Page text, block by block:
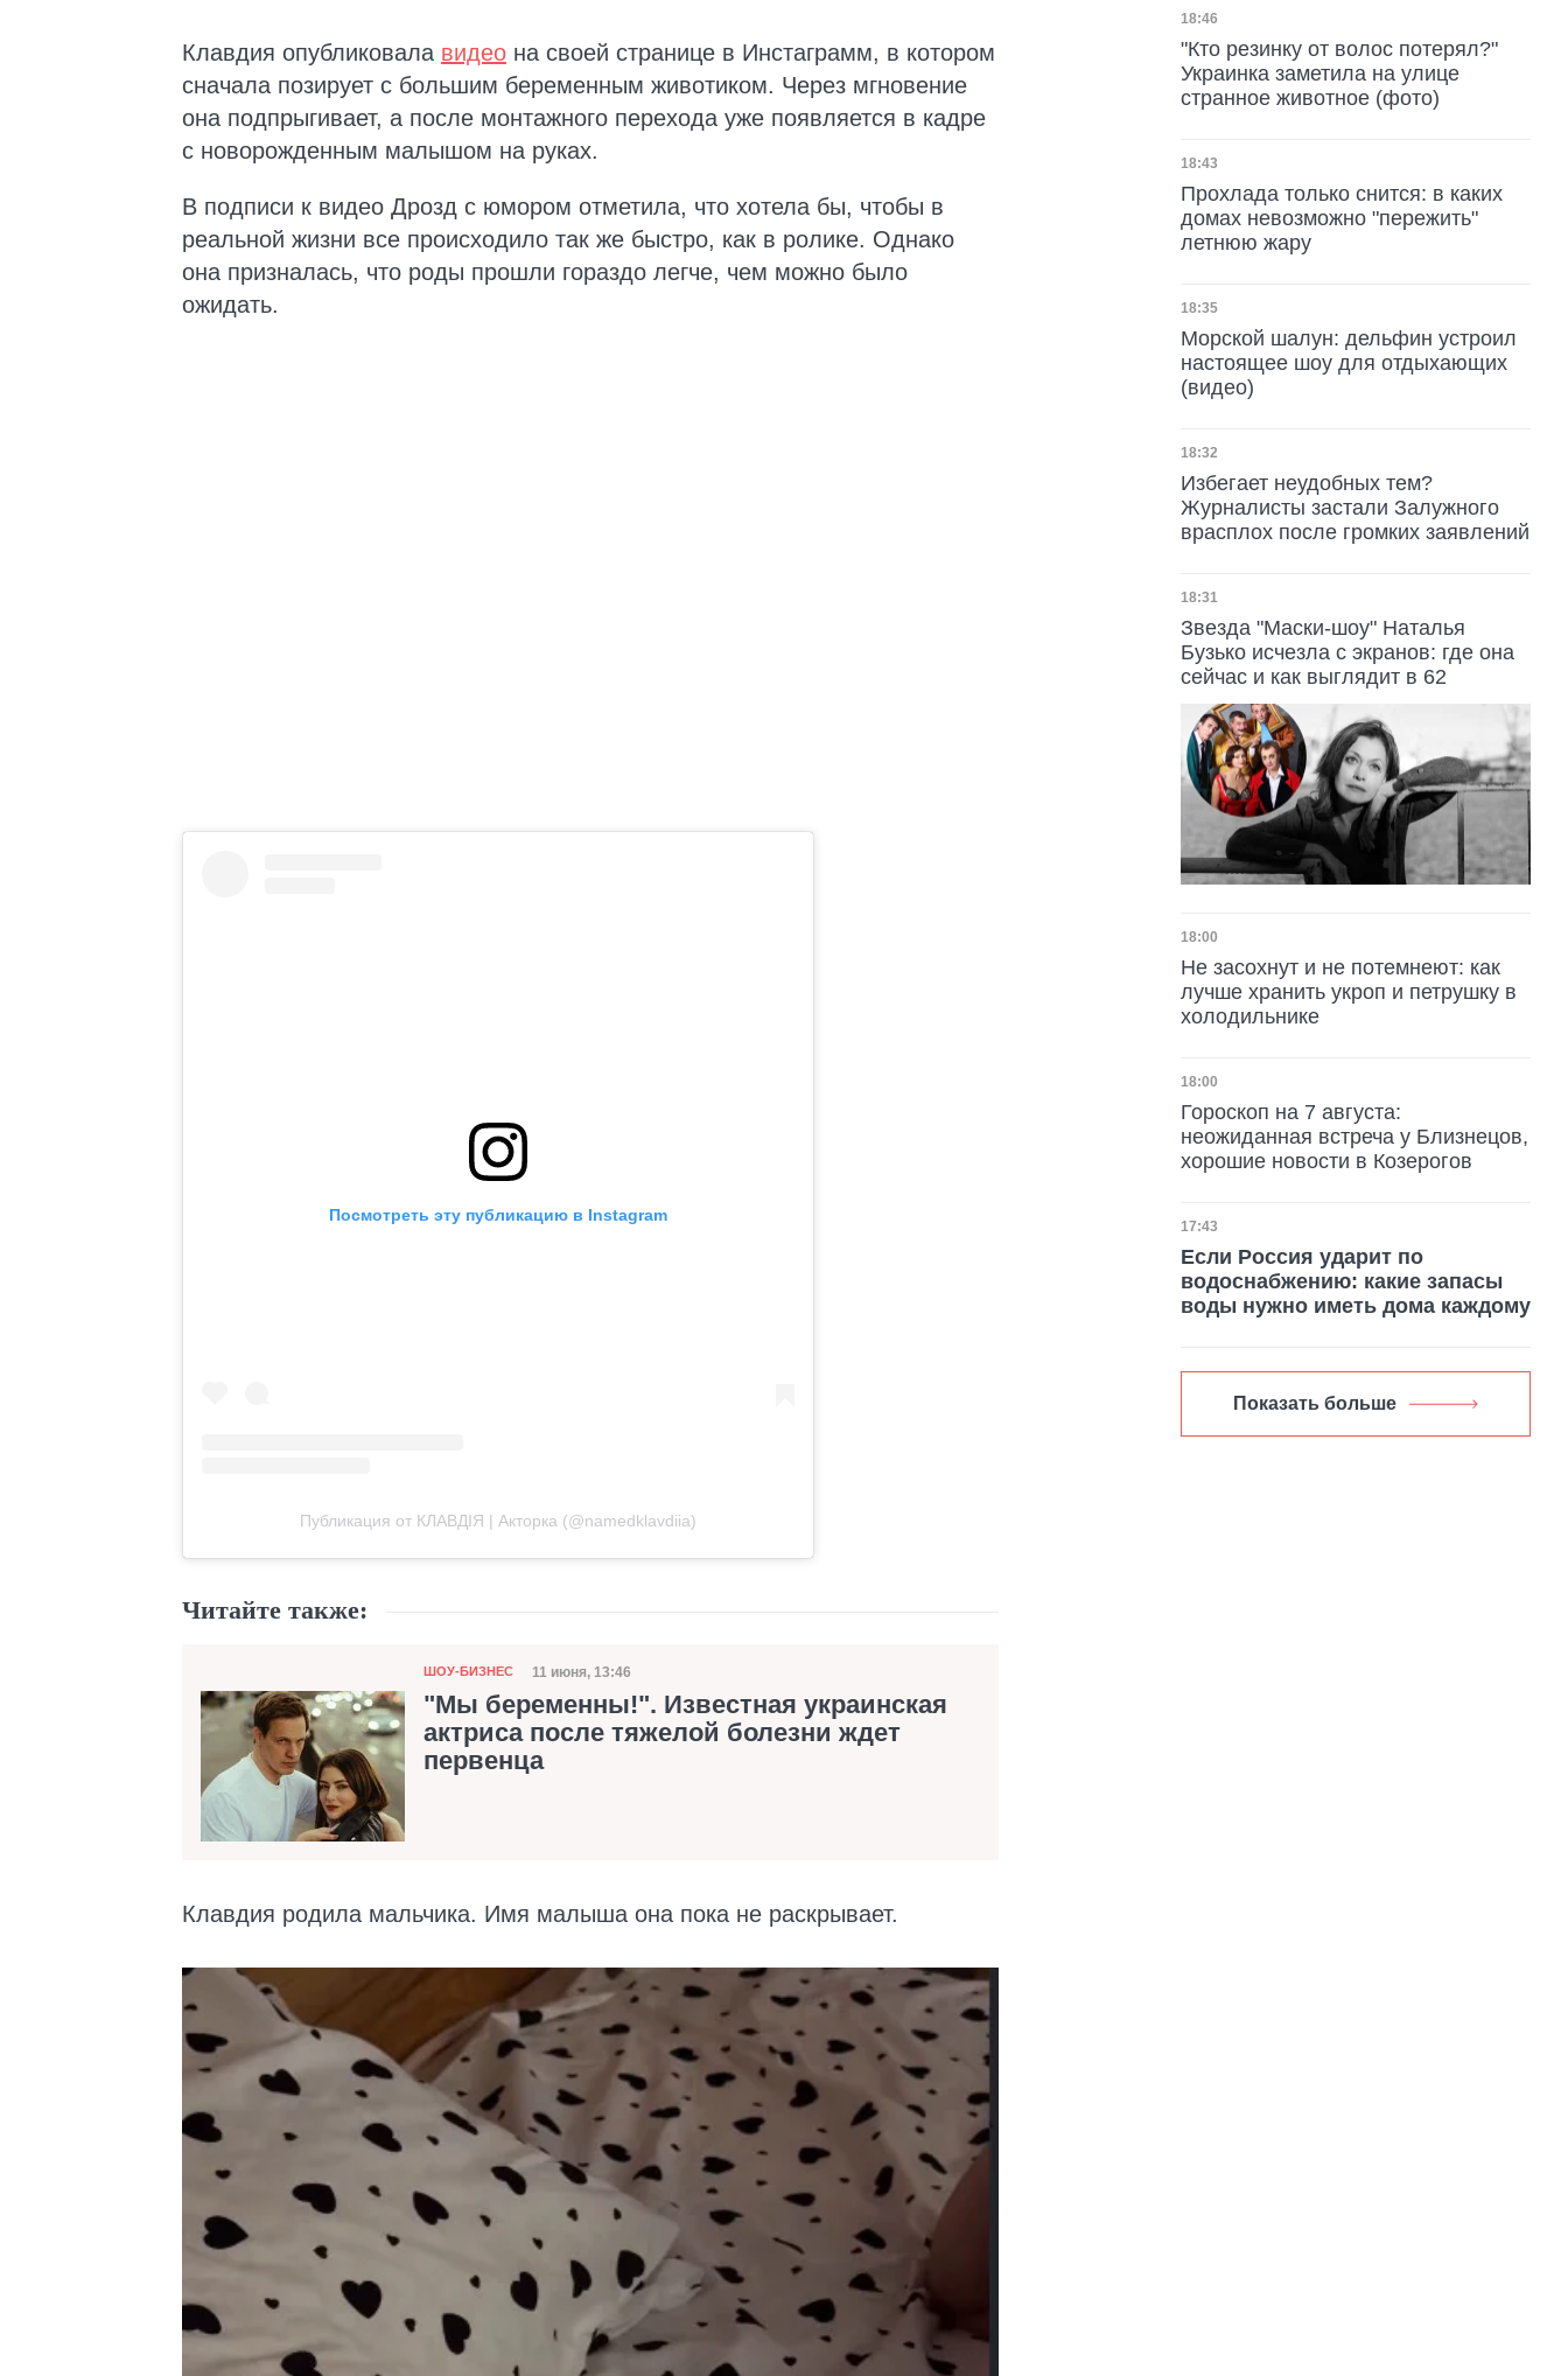
Клавдия опубликовала видео на своей странице в Инстаграмм, в котором
сначала позирует с большим беременным животиком. Через мгновение
она подпрыгивает, а после монтажного перехода уже появляется в кадре
с новорожденным малышом на руках.
В подписи к видео Дрозд с юмором отметила, что хотела бы, чтобы в
реальной жизни все происходило так же быстро, как в ролике. Однако
она призналась, что роды прошли гораздо легче, чем можно было
ожидать.
Посмотреть эту публикацию в Instagram
Публикация от КЛАВДІЯ | Акторка (@namedklavdiia)
Читайте также:
Категория
ШОУ-БИЗНЕС Дата публикации
11 июня, 13:46
"Мы беременны!". Известная украинская
актриса после тяжелой болезни ждет
первенца
Клавдия родила мальчика. Имя малыша она пока не раскрывает.
Дата публикации
18:46
"Кто резинку от волос потерял?"
Украинка заметила на улице
странное животное (фото)
Дата публикации
18:43
Прохлада только снится: в каких
домах невозможно "пережить"
летнюю жару
Дата публикации
18:35
Морской шалун: дельфин устроил
настоящее шоу для отдыхающих
(видео)
Дата публикации
18:32
Избегает неудобных тем?
Журналисты застали Залужного
врасплох после громких заявлений
Дата публикации
18:31
Звезда "Маски-шоу" Наталья
Бузько исчезла с экранов: где она
сейчас и как выглядит в 62
Дата публикации
18:00
Не засохнут и не потемнеют: как
лучше хранить укроп и петрушку в
холодильнике
Дата публикации
18:00
Гороскоп на 7 августа:
неожиданная встреча у Близнецов,
хорошие новости в Козерогов
Дата публикации
17:43
Если Россия ударит по
водоснабжению: какие запасы
воды нужно иметь дома каждому
Показать больше